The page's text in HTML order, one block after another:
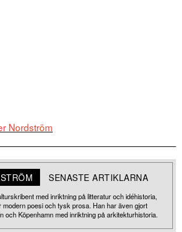
Nordström
SENASTE ARTIKLARNA
med inriktning på litteratur och idéhistoria,
poesi och tysk prosa. Han har även gjort
och Köpenhamn med inriktning på arkitekturhistoria.